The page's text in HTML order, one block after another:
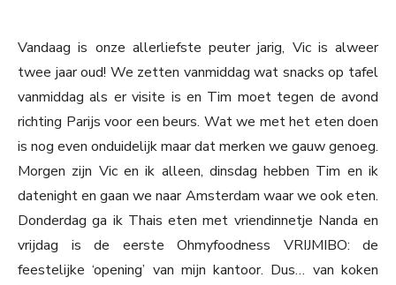
Vandaag is onze allerliefste peuter jarig, Vic is alweer
twee jaar oud! We zetten vanmiddag wat snacks op tafel
vanmiddag als er visite is en Tim moet tegen de avond
richting Parijs voor een beurs. Wat we met het eten doen
is nog even onduidelijk maar dat merken we gauw genoeg.
Morgen zijn Vic en ik alleen, dinsdag hebben Tim en ik
datenight en gaan we naar Amsterdam waar we ook eten.
Donderdag ga ik Thais eten met vriendinnetje Nanda en
vrijdag is de eerste Ohmyfoodness VRIJMIBO: de
feestelijke ‘opening’ van mijn kantoor. Dus… van koken